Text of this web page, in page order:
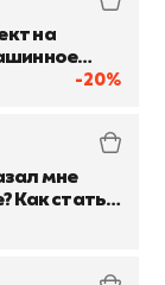
-20%
на
мне
Как стать